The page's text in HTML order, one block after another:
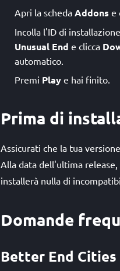
Apri la scheda Addons e
Incolla l'ID di
Unusual End e clicca
automatico.
Premi Play e hai finito.
Prima di
Assicurati che la tua
Alla data dell'ultima
installerà nulla di
Domande
Better End